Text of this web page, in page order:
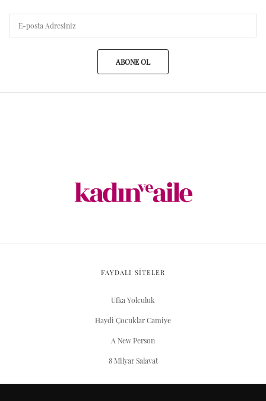
ABONE OL
FAYDALI SİTELER
Ufka Yolculuk
Haydi Çocuklar Camiye
A New Person
8 Milyar Salavat